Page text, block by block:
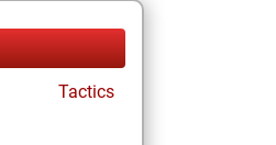
Tactics